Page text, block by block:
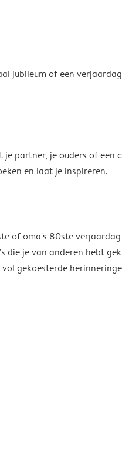
jubileum of een
partner, je ouders of
en laat je inspireren.
of oma's 80ste
je van anderen hebt
gekoesterde